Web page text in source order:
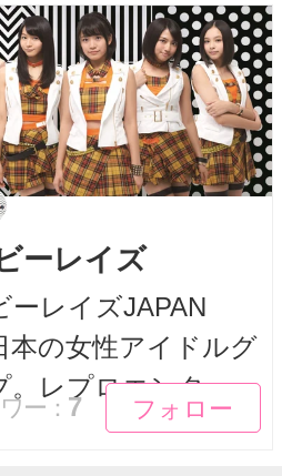
ーレイズ
ーレイズJAPAN
本の女性アイドルグ
。レプロエンタ...
フォロー
フォロー
ー： 7